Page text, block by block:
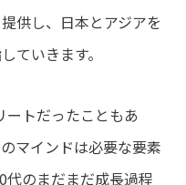
供し、日本とアジアを
ていきます。
ートだったこともあ
マインドは必要な要素
代のまだまだ成長過程